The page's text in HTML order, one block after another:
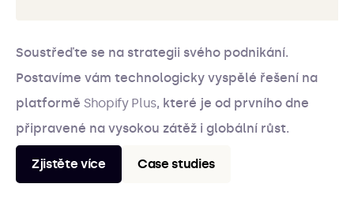
Soustřeďte se na strategii svého podnikání.
Postavíme vám technologicky vyspělé řešení na
platformě Shopify Plus, které je od prvního dne
připravené na vysokou zátěž i globální růst.
Zjistěte více Case studies